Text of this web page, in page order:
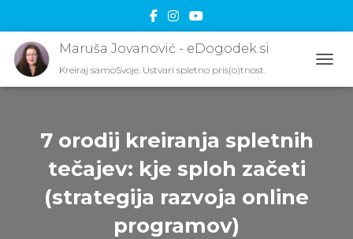
Maruša Jovanović - eDogodek.si
Kreiraj samoSvoje. Ustvari spletno pris(o)tnost.
7 orodij kreiranja spletnih
tečajev: kje sploh začeti
(strategija razvoja online
programov)